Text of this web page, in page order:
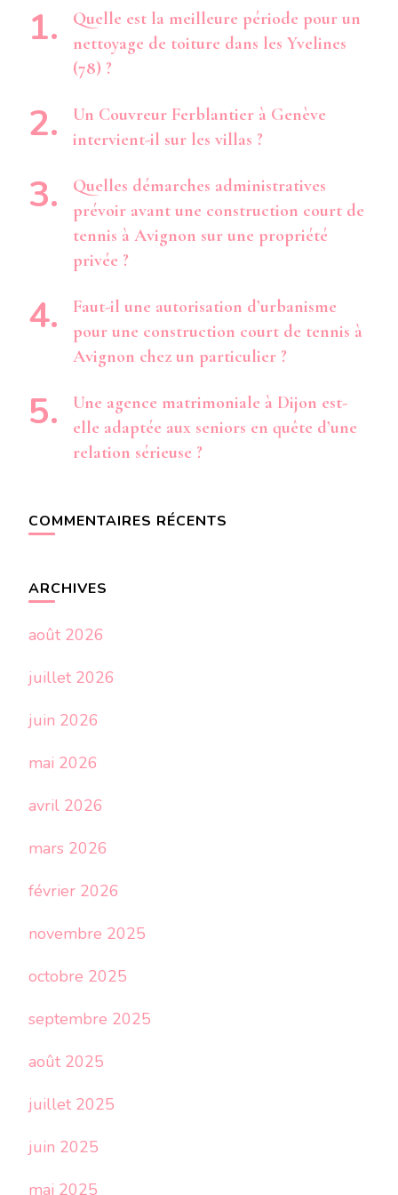
Quelle est la meilleure période pour un
nettoyage de toiture dans les Yvelines
(78) ?
Un Couvreur Ferblantier à Genève
intervient-il sur les villas ?
Quelles démarches administratives
prévoir avant une construction court de
tennis à Avignon sur une propriété
privée ?
Faut-il une autorisation d’urbanisme
pour une construction court de tennis à
Avignon chez un particulier ?
Une agence matrimoniale à Dijon est-
elle adaptée aux seniors en quête d’une
relation sérieuse ?
COMMENTAIRES RÉCENTS
ARCHIVES
août 2026
juillet 2026
juin 2026
mai 2026
avril 2026
mars 2026
février 2026
novembre 2025
octobre 2025
septembre 2025
août 2025
juillet 2025
juin 2025
mai 2025